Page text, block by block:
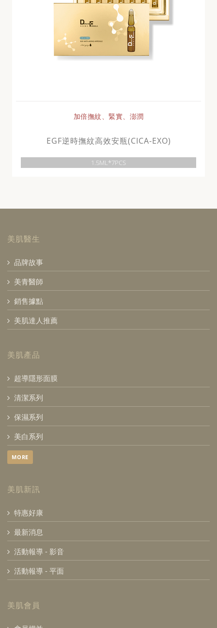
加倍撫紋、緊實、澎潤
EGF逆時撫紋高效安瓶(CICA-EXO)
1.5ML*7PCS
美肌醫生
品牌故事
美青醫師
銷售據點
美肌達人推薦
美肌產品
超導隱形面膜
清潔系列
保濕系列
美白系列
MORE
美肌新訊
特惠好康
最新消息
活動報導 - 影音
活動報導 - 平面
美肌會員